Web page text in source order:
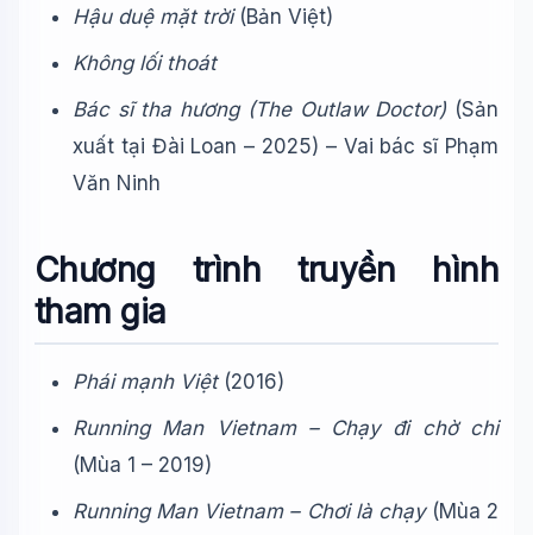
Hậu duệ mặt trời(Bản Việt)
Không lối thoát
Bác sĩ tha hương (The Outlaw Doctor) (Sản
xuất tại Đài Loan – 2025) – Vai bác sĩ Phạm
Văn Ninh
Chương trình truyền hình
tham gia
Phái mạnh Việt(2016)
Running Man Vietnam – Chạy đi chờ chi
(Mùa 1 – 2019)
Running Man Vietnam – Chơi là chạy(Mùa 2